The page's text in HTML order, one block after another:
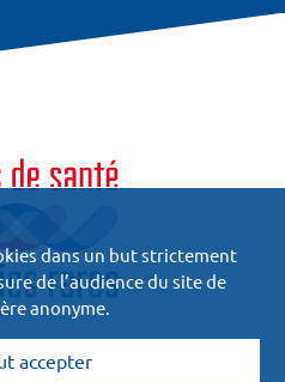
par :
dans un but strictement
de l’audience du site de
anonyme.
accepter